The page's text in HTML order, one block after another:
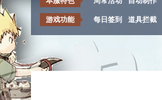
游戏功能 每日签到 道具拦截